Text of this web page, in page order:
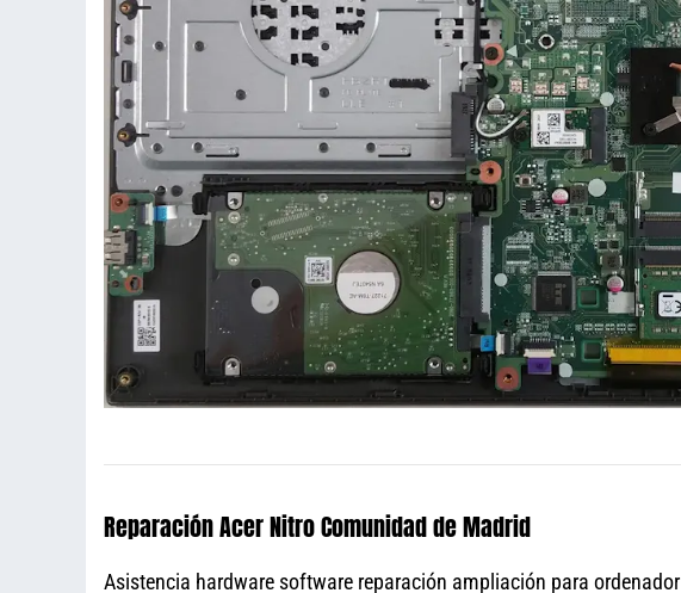
Reparación Acer Nitro Comunidad de Madrid
Asistencia hardware software reparación ampliación para ordenador